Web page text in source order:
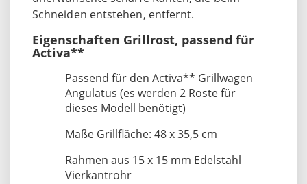
Schneiden entstehen, entfernt.
Eigenschaften Grillrost, passend für
Activa**
Passend für den Activa** Grillwagen
Angulatus (es werden 2 Roste für
dieses Modell benötigt)
Maße Grillfläche: 48 x 35,5 cm
Rahmen aus 15 x 15 mm Edelstahl
Vierkantrohr